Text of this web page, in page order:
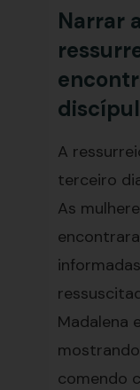
Narrar
A
terceiro
As
Madalena
comendo